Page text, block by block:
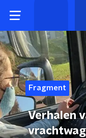
Fragment
Verhalen